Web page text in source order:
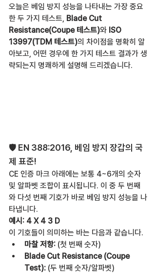
오늘은 베임 방지 성능을 나타내는 가장 중요
한 두 가지 테스트, Blade Cut
Resistance(Coupe 테스트)와 ISO
13997(TDM 테스트)의 차이점을 명확히 알
아보고, 어떤 경우에 한 가지 테스트 결과가 생
략되는지 명쾌하게 설명해 드리겠습니다.
🛡️ EN 388:2016, 베임 방지 장갑의 국
제 표준!
CE 인증 마크 아래에는 보통 4~6개의 숫자
및 알파벳 조합이 표시됩니다. 이 중 두 번째
와 다섯 번째 기호가 바로 베임 방지 성능을 나
타냅니다.
예시: 4 X 4 3 D
이 기호들이 의미하는 바는 다음과 같습니다.
마찰 저항: (첫 번째 숫자)
Blade Cut Resistance (Coupe
Test): (두 번째 숫자/알파벳)